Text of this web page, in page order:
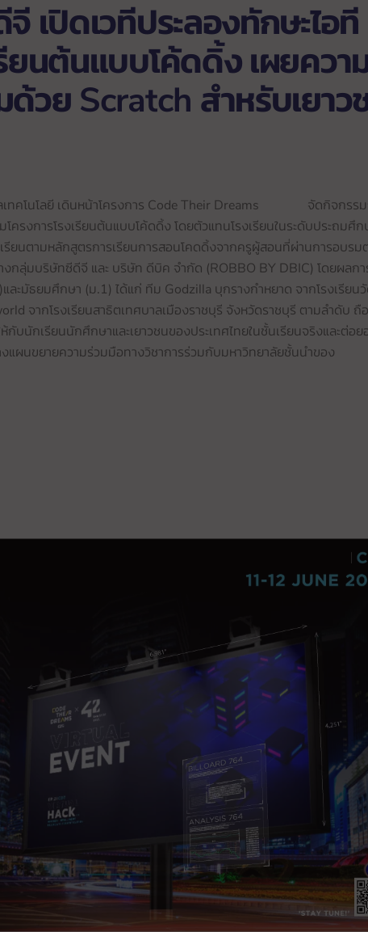
เปิดเวทีประลองทักษะไอที
ยนต้นแบบโค้ดดิ้ง เผยควา
ด้วย Scratch สำหรับเยาว
เทคโนโลยี เดินหน้าโครงการ Code Their Dreams จัดกิจกรรม
รงการโรงเรียนต้นแบบโค้ดดิ้ง โดยตัวแทนโรงเรียนในระดับประถมศึก
รียนตามหลักสูตรการเรียนการสอนโคดดิ้งจากครูผู้สอนที่ผ่านการอบรม
งกลุ่มบริษัทซีดีจี และ บริษัท ดีบิค จำกัด (ROBBO BY DBIC) โดยผลกา
ะมัธยมศึกษา (ม.1) ได้แก่ ทีม Godzilla บุกรางกำหยาด จากโรงเรียน
จากโรงเรียนสาธิตเทศบาลเมืองราชบุรี จังหวัดราชบุรี ตามลำดับ ถือ
นักเรียนนักศึกษาและเยาวชนของประเทศไทยในชั้นเรียนจริงและต่อ
ผนขยายความร่วมมือทางวิชาการร่วมกับมหาวิทยาลัยชั้นนำของ